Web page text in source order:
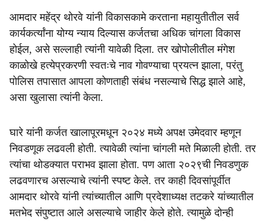
आमदार महेंद्र थोरवे यांनी विकासकामे करताना महायुतीतील सर्व
कार्यकर्त्यांना योग्य न्याय दिल्यास कर्जतचा अधिक चांगला विकास
होईल, असे सल्लाही त्यांनी यावेळी दिला. तर खोपोलीतील मंगेश
काळोखे हत्येप्रकरणी स्वतःचे नाव गोवण्याचा प्रयत्न झाला, परंतु
पोलिस तपासात आपला कोणताही संबंध नसल्याचे सिद्ध झाले आहे,
असा खुलासा त्यांनी केला.
घारे यांनी कर्जत खालापूरमधून २०२४ मध्ये अपक्ष उमेदवार म्हणून
निवडणूक लढवली होती. त्यावेळी त्यांना चांगली मते मिळाली होती. तर
त्यांचा थोडक्यात पराभव झाला होता. पण आता २०२९ची निवडणुक
लढवणारच असल्याचे त्यांनी स्पष्ट केले. तर काही दिवसांपूर्वीत
आमदार थोरवे यांनी त्यांच्यातील आणि प्रदेशाध्यक्ष तटकरे यांच्यातील
मतभेद संपुष्टात आले असल्याचे जाहीर केले होते. त्यामुळे दोन्ही